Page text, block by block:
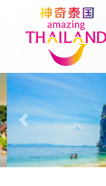
Previous